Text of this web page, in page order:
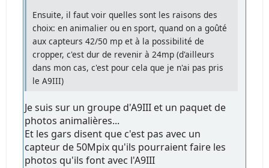
Ensuite, il faut voir quelles sont les raisons des
choix: en animalier ou en sport, quand on a goûté
aux capteurs 42/50 mp et à la possibilité de
cropper, c'est dur de revenir à 24mp (d'ailleurs
dans mon cas, c'est pour cela que je n'ai pas pris
le A9III)
Je suis sur un groupe d'A9III et un paquet de
photos animalières...
Et les gars disent que c'est pas avec un
capteur de 50Mpix qu'ils pourraient faire les
photos qu'ils font avec l'A9III